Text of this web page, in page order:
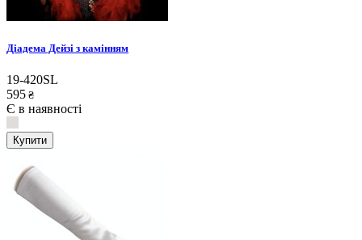
Діадема Дейзі з камінням
19-420SL
595 ₴
Є в наявності
Купити